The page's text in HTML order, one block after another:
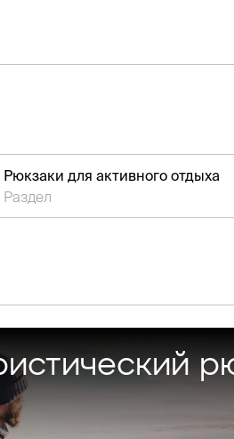
Рюкзаки для активного отдыха
Раздел